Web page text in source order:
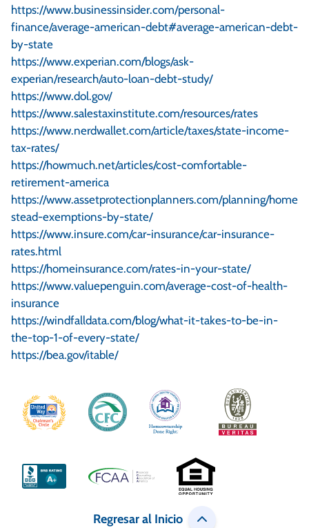
https://www.businessinsider.com/personal-
finance/average-american-debt#average-american-debt-
by-state
https://www.experian.com/blogs/ask-
experian/research/auto-loan-debt-study/
https://www.dol.gov/
https://www.salestaxinstitute.com/resources/rates
https://www.nerdwallet.com/article/taxes/state-income-
tax-rates/
https://howmuch.net/articles/cost-comfortable-
retirement-america
https://www.assetprotectionplanners.com/planning/home
stead-exemptions-by-state/
https://www.insure.com/car-insurance/car-insurance-
rates.html
https://homeinsurance.com/rates-in-your-state/
https://www.valuepenguin.com/average-cost-of-health-
insurance
https://windfalldata.com/blog/what-it-takes-to-be-in-
the-top-1-of-every-state/
https://bea.gov/itable/
Regresar al Inicio